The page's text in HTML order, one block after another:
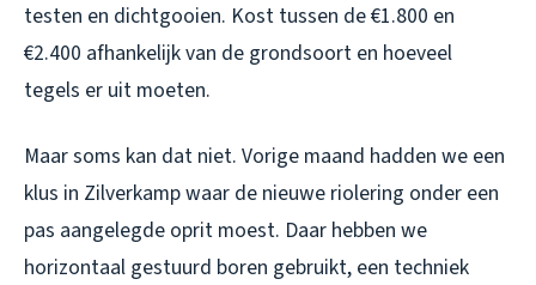
testen en dichtgooien. Kost tussen de €1.800 en
€2.400 afhankelijk van de grondsoort en hoeveel
tegels er uit moeten.
Maar soms kan dat niet. Vorige maand hadden we een
klus in Zilverkamp waar de nieuwe riolering onder een
pas aangelegde oprit moest. Daar hebben we
horizontaal gestuurd boren gebruikt, een techniek